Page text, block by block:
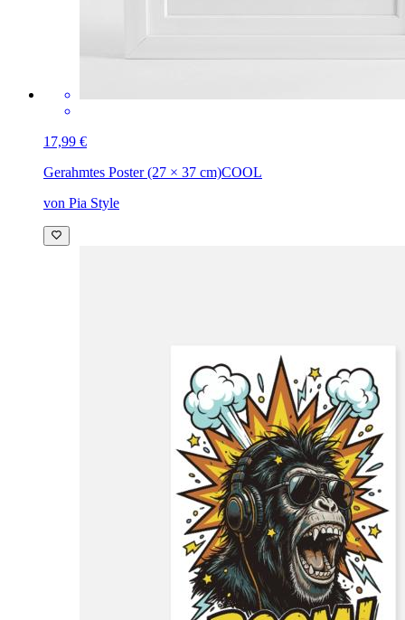
17,99 €
Gerahmtes Poster (27 × 37 cm)COOL
von Pia Style